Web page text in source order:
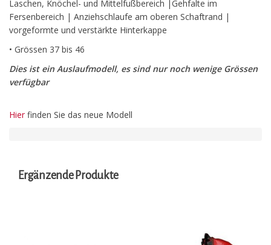
Laschen, Knöchel- und Mittelfußbereich |Gehfalte im
Fersenbereich | Anziehschlaufe am oberen Schaftrand |
vorgeformte und verstärkte Hinterkappe
• Grössen 37 bis 46
Dies ist ein Auslaufmodell, es sind nur noch wenige Grössen
verfügbar
Hier finden Sie das neue Modell
Ergänzende Produkte